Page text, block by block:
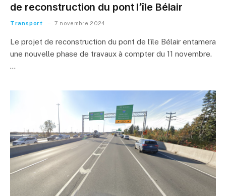
de reconstruction du pont l’île Bélair
Transport 7 novembre 2024
Le projet de reconstruction du pont de l’île Bélair entamera
une nouvelle phase de travaux à compter du 11 novembre.
…